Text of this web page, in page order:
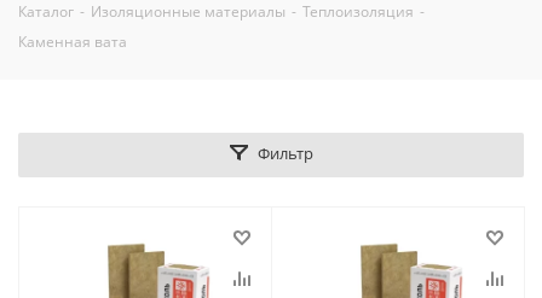
Каталог - Изоляционные материалы - Теплоизоляция -
Каменная вата
Фильтр